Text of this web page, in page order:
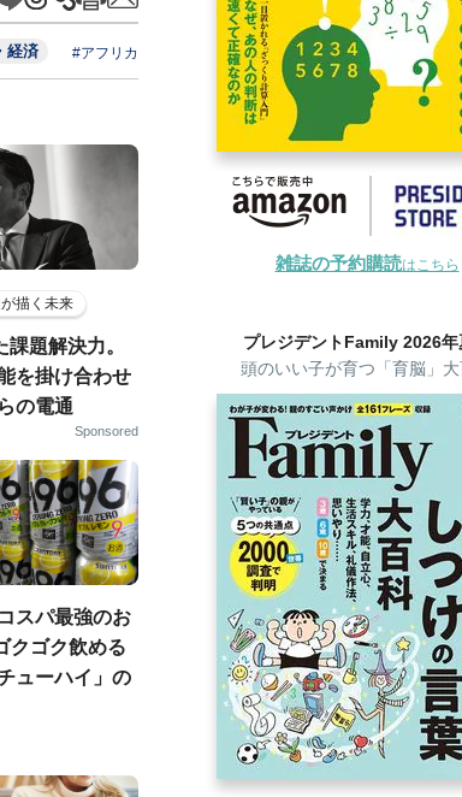
経済 #アフリカ
描く未来
題解決力。
を掛け合わせ
の電通
Sponsored
スパ最強のお
クゴク飲める
ューハイ」の
雑誌の予約購読はこちら
プレジデントFamily 2026年
頭のいい子が育つ「育脳」